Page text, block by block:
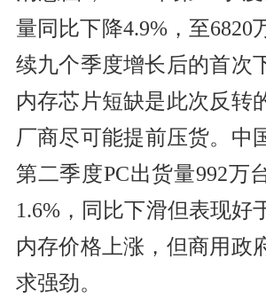
量同比下降4.9%，至6820
续九个季度增长后的首次
内存芯片短缺是此次反转
厂商尽可能提前压货。中
第二季度PC出货量992万
1.6%，同比下滑但表现好
内存价格上涨，但商用政
求强劲。